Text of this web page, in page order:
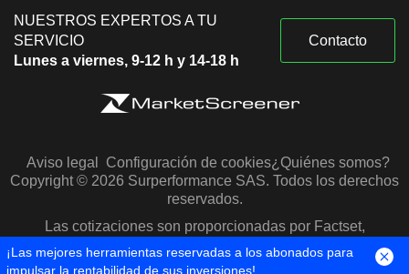
NUESTROS EXPERTOS A TU
SERVICIO
Lunes a viernes, 9-12 h y 14-18 h
Contacto
Aviso legal Configuración de cookies¿Quiénes somos?
Copyright © 2026 Surperformance SAS. Todos los derechos
reservados.
Las cotizaciones son proporcionadas por Factset,
Morningstar y S&P Capital IQ
¡Las mejores herramientas reservadas a los abonados para
impulsar la rentabilidad de sus inversiones!